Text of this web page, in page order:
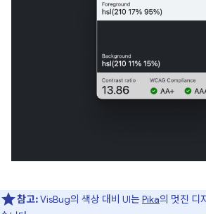
참고:VisBug의 색상 대비 UI는Pika의 멋진 디